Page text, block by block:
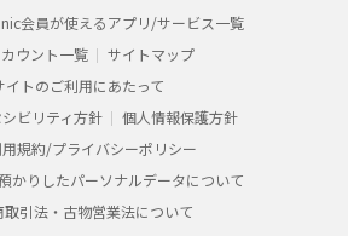
会員が使えるアプリ/サービス一覧
ウント一覧
サイトマップ
イトのご利用にあたって
ビリティ方針
個人情報保護方針
規約/プライバシーポリシー
かりしたパーソナルデータについて
取引法・古物営業法について